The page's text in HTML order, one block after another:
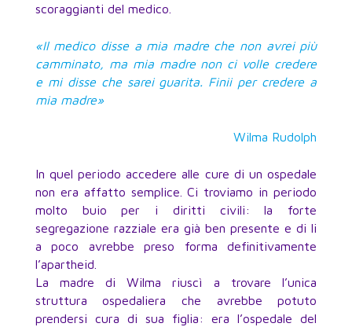
scoraggianti del medico.
«Il medico disse a mia madre che non avrei più
camminato, ma mia madre non ci volle credere
e mi disse che sarei guarita. Finii per credere a
mia madre»
Wilma Rudolph
In quel periodo accedere alle cure di un ospedale
non era affatto semplice. Ci troviamo in periodo
molto buio per i diritti civili: la forte
segregazione razziale era già ben presente e di li
a poco avrebbe preso forma definitivamente
l’apartheid.
La madre di Wilma riuscì a trovare l’unica
struttura ospedaliera che avrebbe potuto
prendersi cura di sua figlia: era l’ospedale del